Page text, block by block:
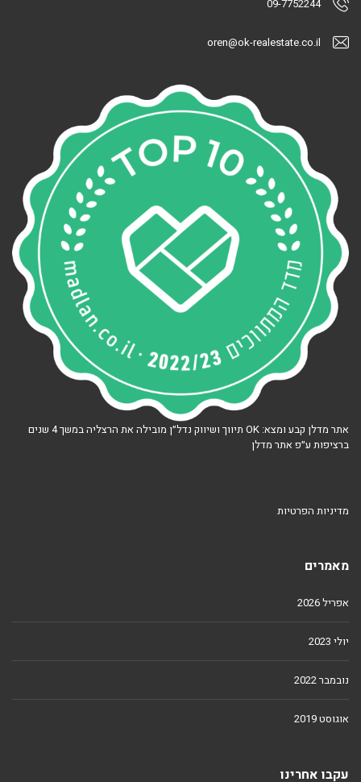
09-7752244
oren@ok-realestate.co.il
אתר מדלן קבע ומצא: OK תיווך ושיווק נדל״ן מובילה את הרצליה במשך 4 שנים
ברציפות ע״פ אתר מדלן
מדיניות הפרטיות
מאמרים
אפריל 2026
יולי 2023
נובמבר 2022
אוגוסט 2019
עקבו אחרינו